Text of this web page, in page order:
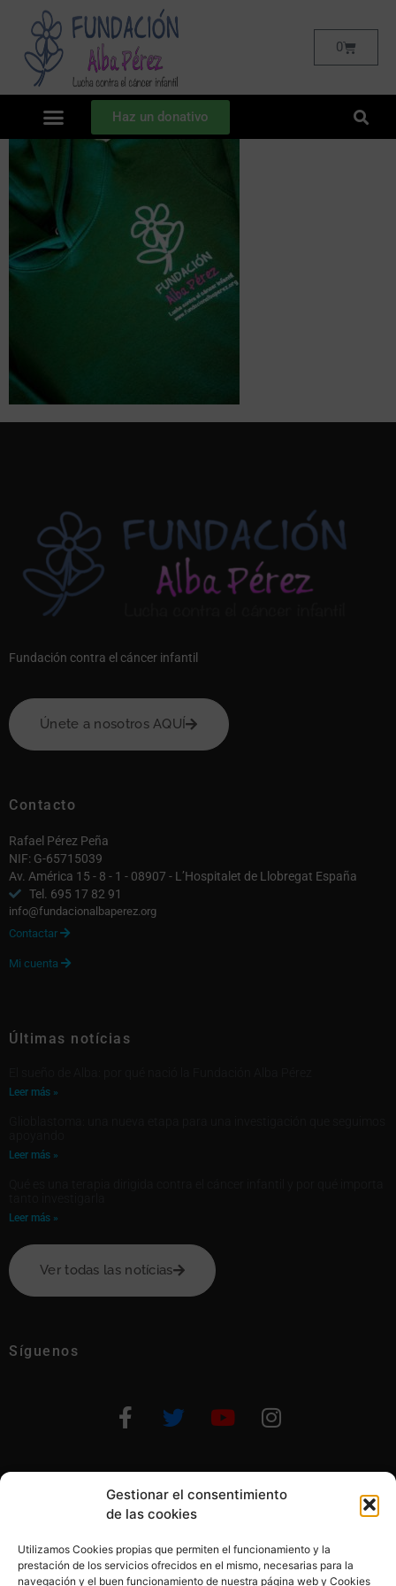
Gestionar el consentimiento
de las cookies
Utilizamos Cookies propias que permiten el funcionamiento y la
prestación de los servicios ofrecidos en el mismo, necesarias para la
navegación y el buen funcionamiento de nuestra página web y Cookies
0
Haz un donativo
Fundación contra el cáncer infantil
Únete a nosotros AQUÍ
Contacto
Rafael Pérez Peña
NIF: G-65715039
Av. América 15 - 8 - 1 - 08907 - L’Hospitalet de Llobregat España
Tel. 695 17 82 91
info@fundacionalbaperez.org
Contactar 
Mi cuenta 
Últimas notícias
Leer más »
Leer más »
Leer más »
Ver todas las notícias
Síguenos
Otras formas de ayudar